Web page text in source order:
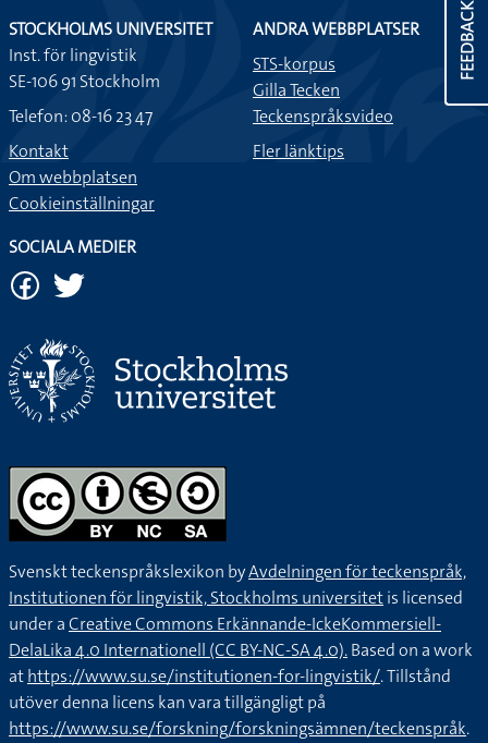
FEEDBACK
STOCKHOLMS UNIVERSITET
Inst. för lingvistik
SE-106 91 Stockholm
Telefon: 08-16 23 47
Kontakt
Om webbplatsen
Cookieinställningar
ANDRA WEBBPLATSER
STS-korpus
Gilla Tecken
Teckenspråksvideo
Fler länktips
SOCIALA MEDIER
Svenskt teckenspråkslexikon byAvdelningen för teckenspråk,
Institutionen för lingvistik, Stockholms universitetis licensed
under aCreative Commons Erkännande-IckeKommersiell-
DelaLika 4.0 Internationell (CC BY-NC-SA 4.0).Based on a work
athttps://www.su.se/institutionen-for-lingvistik/. Tillstånd
utöver denna licens kan vara tillgängligt på
https://www.su.se/forskning/forskningsämnen/teckenspråk.